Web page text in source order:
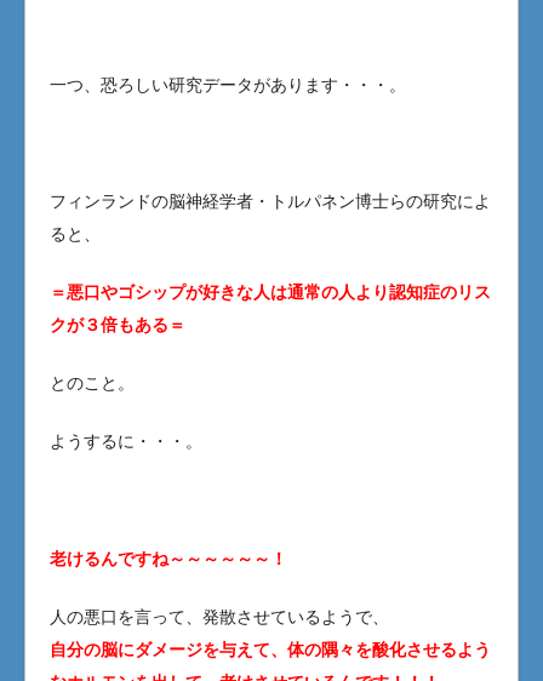
一つ、恐ろしい研究データがあります・・・。
フィンランドの脳神経学者・トルパネン博士らの研究によ
ると、
＝悪口やゴシップが好きな人は通常の人より認知症のリス
クが３倍もある＝
とのこと。
ようするに・・・。
老けるんですね～～～～～～！
人の悪口を言って、発散させているようで、
自分の脳にダメージを与えて、体の隅々を酸化させるよう